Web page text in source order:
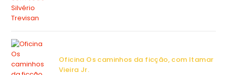
Oficina Os caminhos da ficção, com Itamar
Vieira Jr.